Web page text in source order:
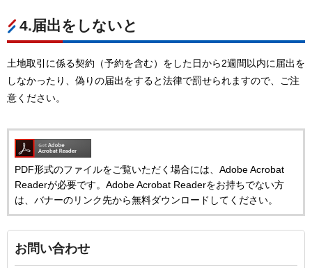
4.届出をしないと
土地取引に係る契約（予約を含む）をした日から2週間以内に届出を
しなかったり、偽りの届出をすると法律で罰せられますので、ご注
意ください。
PDF形式のファイルをご覧いただく場合には、Adobe Acrobat
Readerが必要です。Adobe Acrobat Readerをお持ちでない方
は、バナーのリンク先から無料ダウンロードしてください。
お問い合わせ